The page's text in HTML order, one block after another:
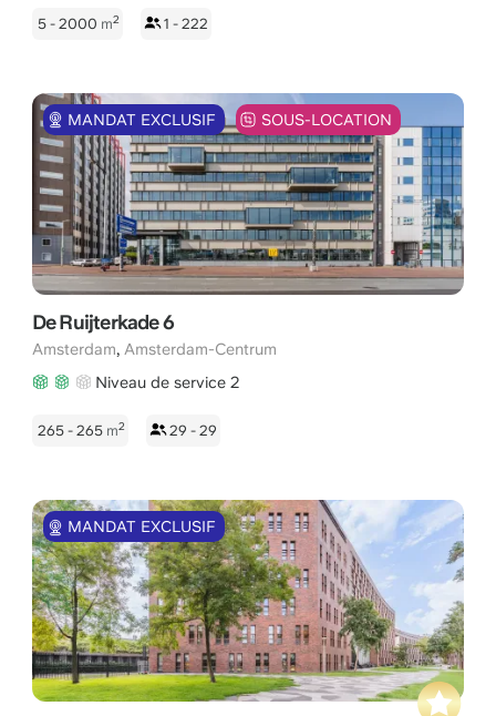
5 - 2000 m2 1 - 222
MANDAT EXCLUSIF SOUS-LOCATION
De Ruijterkade 6
Amsterdam, Amsterdam-Centrum
Niveau de service 2
265 - 265 m2 29 - 29
MANDAT EXCLUSIF